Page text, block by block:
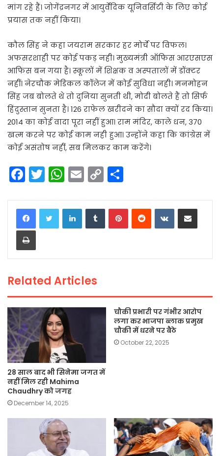
मांग रहे हैं। जोगेंद्रनगर में आयुर्वेदिक यूनिवर्सिटी के लिए कोई
प्रयास तक नहीं किया।
कौल सिंह ने कहा जयराम सरकार हर मोर्चे पर विफल।
अफसरशाही पर कोई पकड़ नही। मुख्यमंत्री ऑफिस आरएसएस
आफिस बन गया है। स्कूलों में शिक्षक व अस्पतालों में डॉक्टर
नहीं। नेरचौक मेडिकल कॉलेज में कोई सुविधा नही। मनमोहन
सिंह जब बोलते थे तो दुनिया सुनती थी, मोदी बोलते हैं तो सिर्फ
हिंदुस्तान सुनता है। 126 राफेल खरीदने का सौदा क्यों रद किया।
2014 का कोई वादा पूरा नहीं हुआ। राम मंदिर, काले धन, 370
खत्म करने पर कोई काम नही हुआ। उन्‍होंने कहा कि कांग्रेस में
कोई असंतोष नहीं, सब मिलकर काम करेंगे।
F
a
c
e
b
o
k
T
w
itt
er
W
h
a
ts
p
E
m
ai
C
o
p
n
ar
LinkedInTumblrPinterestReddit VKontakteShare via Email
Print
Related Articles
28 साल बाद भी सिनेमा जगत में
नहीं मिल रही Mahima
Chaudhry को जगह
December 14, 2025
चौकी प्रभारी पर गंभीर आरोप
लगा कर भाजपा ब्लाक प्रमुख
चौकी में धरने पर बैठे
October 22, 2025